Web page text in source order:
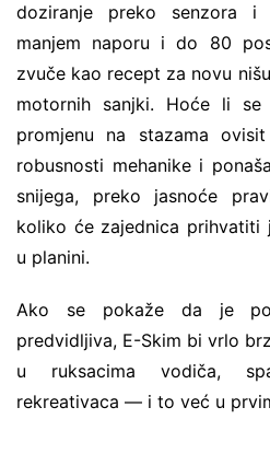
doziranje preko senzora
manjem naporu i do 80
zvuče kao recept za novu
motornih sanjki. Hoće li
promjenu na stazama
robusnosti mehanike i
snijega, preko jasnoće
koliko će zajednica prihvatiti
u planini.
Ako se pokaže da je
predvidljiva, E-Skim bi vrlo
u ruksacima vodiča,
rekreativaca — i to već u